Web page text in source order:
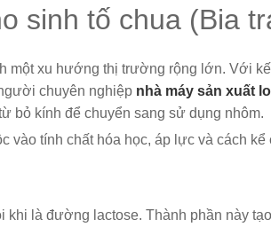
sinh tố chua (Bia
một xu hướng thị trường rộng lớn. Với
chuyên nghiệp nhà máy sản xuất
bỏ kính để chuyển sang sử dụng nhôm.
vào tính chất hóa học, áp lực và cách kể
là đường lactose. Thành phần này